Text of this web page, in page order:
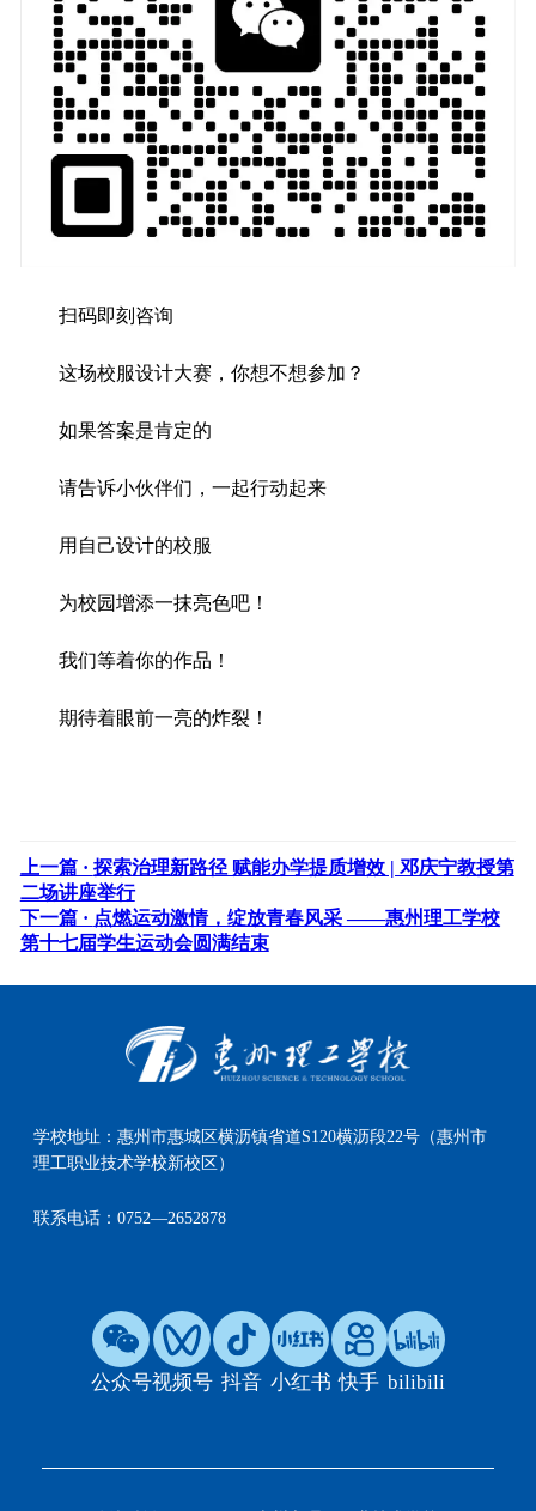
扫码即刻咨询
这场校服设计大赛，你想不想参加？
如果答案是肯定的
请告诉小伙伴们，一起行动起来
用自己设计的校服
为校园增添一抹亮色吧！
我们等着你的作品！
期待着眼前一亮的炸裂！
上一篇 · 探索治理新路径 赋能办学提质增效 | 邓庆宁教授第
二场讲座举行
下一篇 · 点燃运动激情，绽放青春风采 ——惠州理工学校
第十七届学生运动会圆满结束
学校地址：惠州市惠城区横沥镇省道S120横沥段22号（惠州市
理工职业技术学校新校区）
联系电话：0752—2652878
公众号视频号 抖音 小红书 快手 bilibili